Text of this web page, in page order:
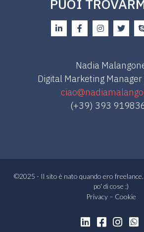
PUOI
Nadia
Digital Marketing
(+39) 393
©2025 - Il sito è nato quando ero
po' di cose :)
Privacy– Cookie